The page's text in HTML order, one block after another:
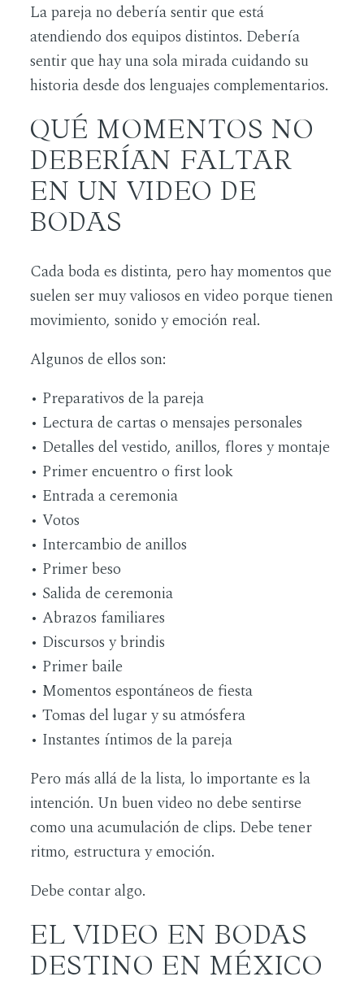
La pareja no debería sentir que está
atendiendo dos equipos distintos. Debería
sentir que hay una sola mirada cuidando su
historia desde dos lenguajes complementarios.
QUÉ MOMENTOS NO
DEBERÍAN FALTAR
EN UN VIDEO DE
BODAS
Cada boda es distinta, pero hay momentos que
suelen ser muy valiosos en video porque tienen
movimiento, sonido y emoción real.
Algunos de ellos son:
• Preparativos de la pareja
• Lectura de cartas o mensajes personales
• Detalles del vestido, anillos, flores y montaje
• Primer encuentro o first look
• Entrada a ceremonia
• Votos
• Intercambio de anillos
• Primer beso
• Salida de ceremonia
• Abrazos familiares
• Discursos y brindis
• Primer baile
• Momentos espontáneos de fiesta
• Tomas del lugar y su atmósfera
• Instantes íntimos de la pareja
Pero más allá de la lista, lo importante es la
intención. Un buen video no debe sentirse
como una acumulación de clips. Debe tener
ritmo, estructura y emoción.
Debe contar algo.
EL VIDEO EN BODAS
DESTINO EN MÉXICO